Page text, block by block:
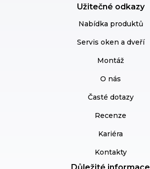
Užitečné odkazy
Nabídka produktů
Servis oken a dveří
Montáž
O nás
Časté dotazy
Recenze
Kariéra
Kontakty